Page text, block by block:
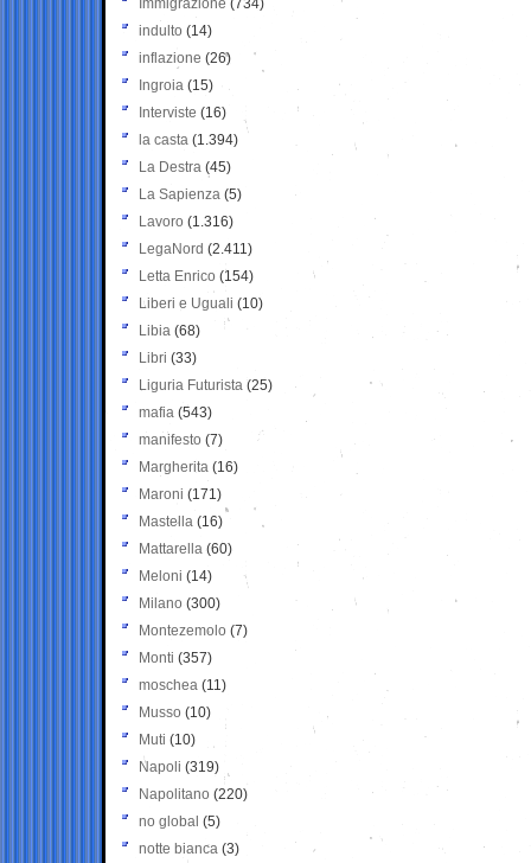
Immigrazione (734)
indulto (14)
inflazione (26)
Ingroia (15)
Interviste (16)
la casta (1.394)
La Destra (45)
La Sapienza (5)
Lavoro (1.316)
LegaNord (2.411)
Letta Enrico (154)
Liberi e Uguali (10)
Libia (68)
Libri (33)
Liguria Futurista (25)
mafia (543)
manifesto (7)
Margherita (16)
Maroni (171)
Mastella (16)
Mattarella (60)
Meloni (14)
Milano (300)
Montezemolo (7)
Monti (357)
moschea (11)
Musso (10)
Muti (10)
Napoli (319)
Napolitano (220)
no global (5)
notte bianca (3)